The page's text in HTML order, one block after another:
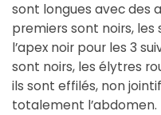
sont longues avec des
premiers sont noirs, les
l’apex noir pour les 3
sont noirs, les élytres
ils sont effilés, non
totalement l’abdomen.